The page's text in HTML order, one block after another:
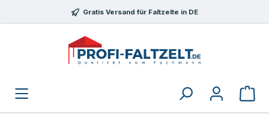
Zum Hauptinhalt springenGratis Versand für Faltzelte in DE